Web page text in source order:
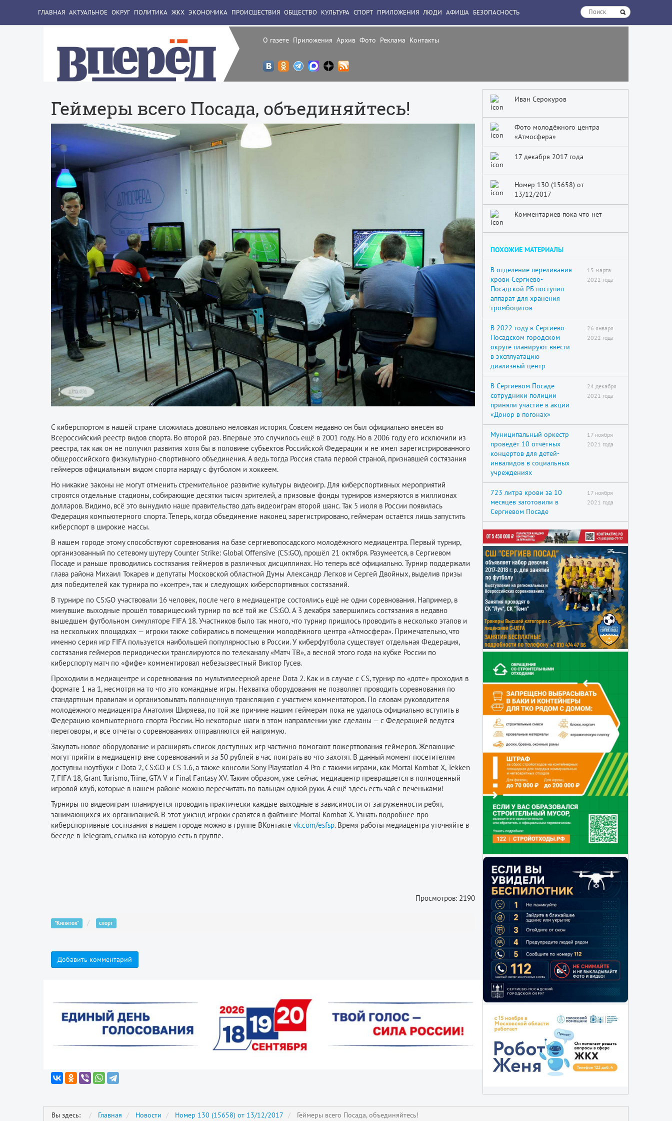
О газете Приложения Архив Фото Реклама Контакты
ГЛАВНАЯ АКТУАЛЬНОЕ ОКРУГ ПОЛИТИКА ЖКХ ЭКОНОМИКА ПРОИСШЕСТВИЯ ОБЩЕСТВО КУЛЬТУРА СПОРТ ПРИЛОЖЕНИЯ ЛЮДИ АФИША БЕЗОПАСНОСТЬ
Геймеры всего Посада, объединяйтесь!
С киберспортом в нашей стране сложилась довольно неловкая история. Совсем недавно он был официально внесён во
Всероссийский реестр видов спорта. Во второй раз. Впервые это случилось ещё в 2001 году. Но в 2006 году его исключили из
реестра, так как он не получил развития хотя бы в половине субъектов Российской Федерации и не имел зарегистрированного
общероссийского физкультурно-спортивного объединения. А ведь тогда Россия стала первой страной, признавшей состязания
геймеров официальным видом спорта наряду с футболом и хоккеем.
Но никакие законы не могут отменить стремительное развитие культуры видеоигр. Для киберспортивных мероприятий
строятся отдельные стадионы, собирающие десятки тысяч зрителей, а призовые фонды турниров измеряются в миллионах
долларов. Видимо, всё это вынудило наше правительство дать видеоиграм второй шанс. Так 5 июля в России появилась
Федерация компьютерного спорта. Теперь, когда объединение наконец зарегистрировано, геймерам остаётся лишь запустить
киберспорт в широкие массы.
В нашем городе этому способствуют соревнования на базе сергиевопосадского молодёжного медиацент­ра. Первый турнир,
организованный по сетевому шутеру Counter Strike: Global Offensive (CS:GO), прошёл 21 октября. Разумеется, в Сергиевом
Посаде и раньше проводились состязания геймеров в различных дисциплинах. Но теперь всё официально. Турнир поддержали
глава района Михаил Токарев и депутаты Московской областной Думы Александр Легков и Сергей Двойных, выделив призы
для победителей как турнира по «контре», так и следующих киберспортивных состязаний.
В турнире по CS:GO участвовали 16 человек, после чего в медиацентре состоялись ещё не одни соревнования. Например, в
минувшие выходные прошёл товарищеский турнир по всё той же CS:GO. А 3 декабря завершились состязания в недавно
вышедшем футбольном симуляторе FIFA 18. Участников было так много, что турнир пришлось проводить в несколько этапов и
на нескольких площадках — игроки также собирались в помещении молодёжного центра «Атмосфера». Примечательно, что
именно серия игр FIFA пользуется наибольшей популярностью в России. У киберфутбола существует отдельная Федерация,
состязания геймеров периодически транслируются по телеканалу «Матч ТВ», а весной этого года на кубке России по
киберспорту матч по «фифе» комментировал небезызвестный Виктор Гусев.
Проходили в медиацентре и соревнования по мульти­плеерной арене Dota 2. Как и в случае с CS, турнир по «доте» проходил в
формате 1 на 1, несмотря на то что это командные игры. Нехватка оборудования не позволяет проводить соревнования по
стандартным правилам и организовывать полноценную трансляцию с участием комментаторов. По словам руководителя
молодёжного медиацентра Анатолия Ширяева, по той же причине нашим геймерам пока не удалось официально вступить в
Федерацию компьютерного спорта России. Но некоторые шаги в этом направлении уже сделаны — с Федерацией ведутся
переговоры, и все отчёты о соревнованиях отправляются ей напрямую.
Закупать новое оборудование и расширять список доступных игр частично помогают пожертвования геймеров. Желающие
могут прийти в медиацентр вне соревнований и за 50 рублей в час поиграть во что захотят. В данный момент посетителям
доступны ноутбуки с Dota 2, CS:GO и CS 1.6, а также консоли Sony Playstation 4 Pro с такими играми, как Mortal Kombat X, Tekken
7, FIFA 18, Grant Turismo, Trine, GTA V и Final Fantasy XV. Таким образом, уже сейчас медиацентр превращается в полноценный
игровой клуб, которые в нашем районе можно пересчитать по пальцам одной руки. А ещё здесь есть чай с печеньками!
Турниры по видеоиграм планируется проводить практически каждые выходные в зависимости от загруженности ребят,
занимающихся их организацией. В этот уикэнд игроки сразятся в файтинге Mortal Kombat X. Узнать подробнее про
киберспортивные состязания в нашем городе можно в группе ВКонтакте vk.com/esfsp. Время работы медиацентра уточняйте в
беседе в Telegram, ссылка на которую есть в группе.
Просмотров: 2190
"Кипяток" спорт
Добавить комментарий
Иван Серокуров
Фото молодёжного центра
«Атмосфера»
17 декабря 2017 года
Номер 130 (15658) от
13/12/2017
Комментариев пока что нет
ПОХОЖИЕ МАТЕРИАЛЫ
В отделение переливания
крови Сергиево-
Посадской РБ поступил
аппарат для хранения
тромбоцитов
15 марта
2022 года
В 2022 году в Сергиево-
Посадском городском
округе планируют ввести
в эксплуатацию
диализный центр
26 января
2022 года
В Сергиевом Посаде
сотрудники полиции
приняли участие в акции
«Донор в погонах»
24 декабря
2021 года
Муниципальный оркестр
проведёт 10 отчётных
концертов для детей-
инвалидов в социальных
учреждениях
17 ноября
2021 года
723 литра крови за 10
месяцев заготовили в
Сергиевом Посаде
17 ноября
2021 года
Вы здесь: Главная Новости Номер 130 (15658) от 13/12/2017 Геймеры всего Посада, объединяйтесь!